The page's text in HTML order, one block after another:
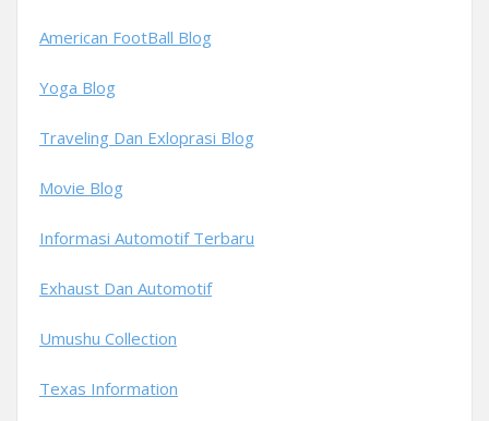
American FootBall Blog
Yoga Blog
Traveling Dan Exloprasi Blog
Movie Blog
Informasi Automotif Terbaru
Exhaust Dan Automotif
Umushu Collection
Texas Information